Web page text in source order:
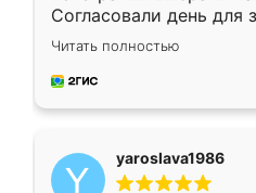
Согласовали день для
недели кухня была уже
довольны работой.
мебель за
Читать полностью
yaroslava1986